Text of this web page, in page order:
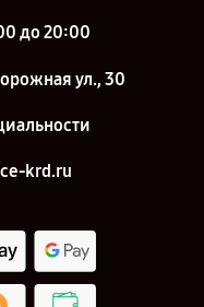
до 20:00
ул., 30
krd.ru